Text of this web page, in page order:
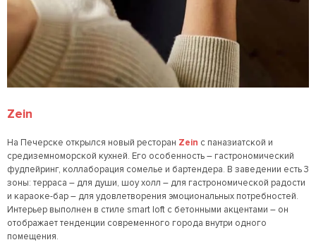
Zein
На Печерске открылся новый ресторан Zein с паназиатской и
средиземноморской кухней. Его особенность – гастрономический
фудпейринг, коллаборация сомелье и бартендера. В заведении есть 3
зоны: терраса – для души, шоу холл – для гастрономической радости
и караоке-бар – для удовлетворения эмоциональных потребностей.
Интерьер выполнен в стиле smart loft с бетонными акцентами – он
отображает тенденции современного города внутри одного
помещения.